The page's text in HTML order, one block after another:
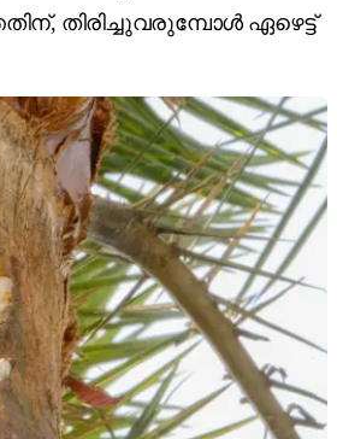
തിരിച്ചുവരുമ്പോൾ ഏഴെട്ട്